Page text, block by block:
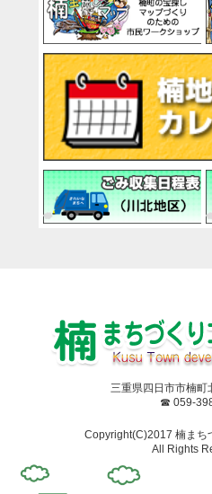
三重県四日市市楠町
☎ 059-
Copyright(C)2017 楠まち
All Rights